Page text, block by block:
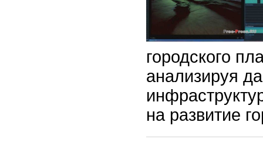
городского
анализируя
на развитие